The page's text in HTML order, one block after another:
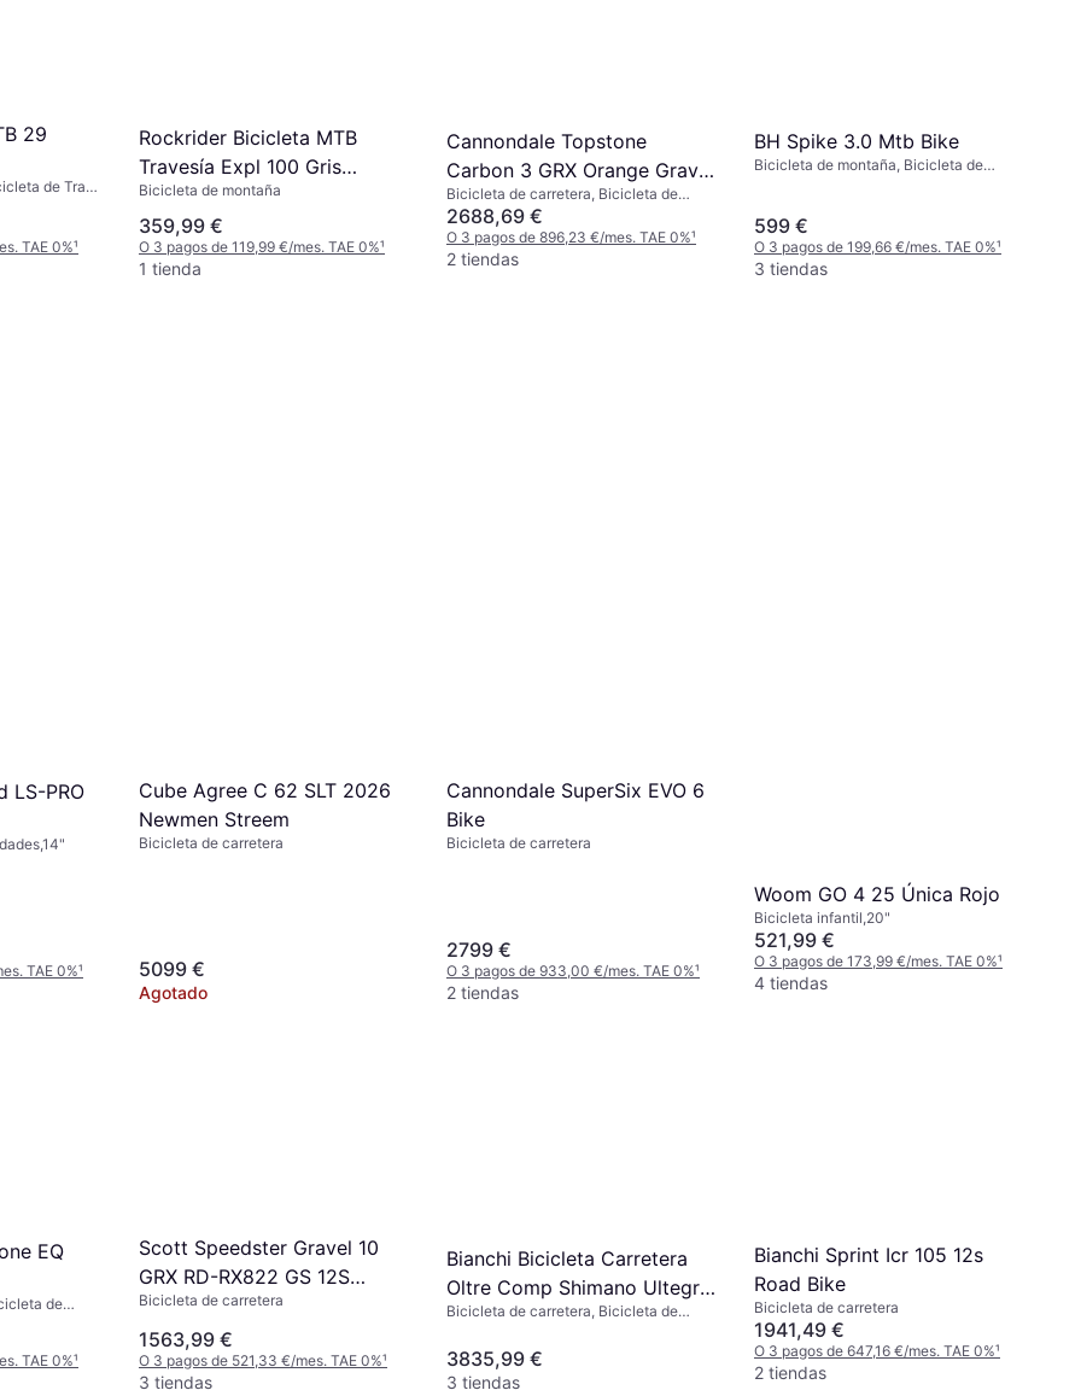
29
de Trail,
TAE 0%¹
Rockrider Bicicleta MTB
Travesía Expl 100 Gris
Semirrígida 29 Cuadro
Aluminio
Bicicleta de montaña
359,99 €
O 3 pagos de 119,99 €/mes. TAE 0%¹
1 tienda
Cannondale Topstone
Carbon 3 GRX Orange Gravel
Bike
Bicicleta de carretera, Bicicleta de
grava,28"
2688,69 €
O 3 pagos de 896,23 €/mes. TAE 0%¹
2 tiendas
BH Spike 3.0 Mtb Bike
Bicicleta de montaña, Bicicleta de
599 €
O 3 pagos de 199,66 €/mes. TAE 0%¹
3 tiendas
LS-PRO
TAE 0%¹
Cube Agree C 62 SLT 2026
Newmen Streem
Bicicleta de carretera
5099 €
Agotado
Cannondale SuperSix EVO 6
Bike
Bicicleta de carretera
2799 €
O 3 pagos de 933,00 €/mes. TAE 0%¹
2 tiendas
Woom GO 4 25 Única Rojo
Bicicleta infantil,20"
521,99 €
O 3 pagos de 173,99 €/mes. TAE 0%¹
4 tiendas
EQ
de
TAE 0%¹
Scott Speedster Gravel 10
GRX RD-RX822 GS 12S
Gravel Bike Beige
Bicicleta de carretera
1563,99 €
O 3 pagos de 521,33 €/mes. TAE 0%¹
3 tiendas
Bianchi Bicicleta Carretera
Oltre Comp Shimano Ultegra
Di2 12V
Bicicleta de carretera, Bicicleta de
3835,99 €
3 tiendas
Bianchi Sprint Icr 105 12s
Road Bike
Bicicleta de carretera
1941,49 €
O 3 pagos de 647,16 €/mes. TAE 0%¹
2 tiendas